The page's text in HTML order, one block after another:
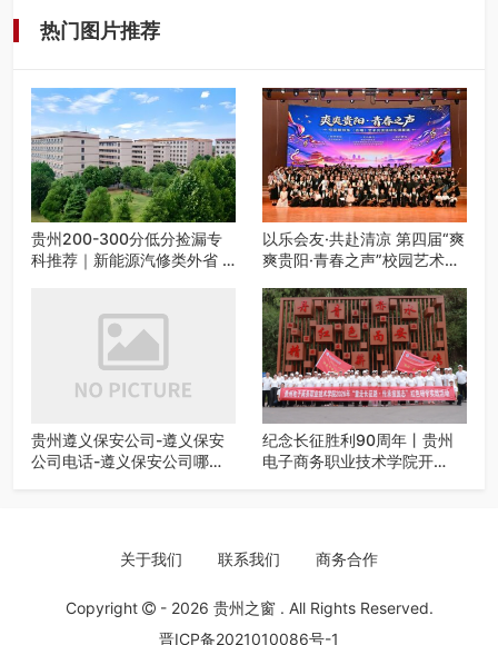
热门图片推荐
贵州200-300分低分捡漏专
科推荐｜新能源汽修类外省 5
以乐会友·共赴清凉 第四届“爽
爽贵阳·青春之声”校园艺术交
贵州遵义保安公司-遵义保安
公司电话-遵义保安公司哪家
纪念长征胜利90周年丨贵州
电子商务职业技术学院开
关于我们 联系我们 商务合作
Copyright - 2026 贵州之窗 . All Rights Reserved.
晋ICP备2021010086号-1